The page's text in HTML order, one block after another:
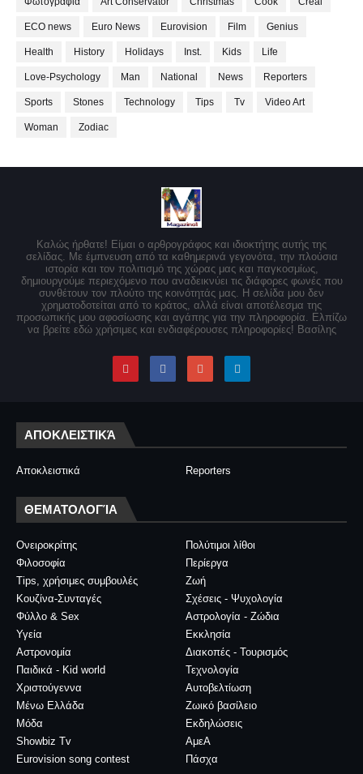
ECO news Euro News Eurovision Film Genius
Health History Holidays Inst. Kids Life
Love-Psychology Man National News Reporters
Sports Stones Technology Tips Tv Video Art
Woman Zodiac
Καλώς ήρθατε! Είμαι ο αρθρογράφος και ιδιοκτήτης αυτής της
σελίδας. Με έμπνευση από τα καθημερινά γεγονότα, την πλούσια
ιστορία και τον πολιτισμό της χώρας μας και παγκοσμίως,
δημιουργούμε περιεχόμενο που αναδεικνύει τις διάφορες φωνές που
συνθέτουν τον πλούτο της κοινότητάς μας. Η σελίδα μου δεν
χρηματοδοτείται από το κράτος, αλλά είναι αποτέλεσμα της
προσωπικής μου αφοσίωσης και αγάπης για την πληροφορία. Ελπίζω
να βρείτε εδώ χρήσιμες και ενδιαφέρουσες πληροφορίες! Βασίλης
ΑΠΟΚΛΕΙΣΤΙΚΆ
Αποκλειστικά Reporters
ΘΕΜΑΤΟΛΟΓΊΑ
Ονειροκρίτης
Πολύτιμοι λίθοι
Φιλοσοφία
Περίεργα
Tips, χρήσιμες συμβουλές
Ζωή
Κουζίνα-Συνταγές
Σχέσεις - Ψυχολογία
Φύλλο & Sex
Αστρολογία - Ζώδια
Υγεία
Εκκλησία
Αστρονομία
Διακοπές - Τουρισμός
Παιδικά - Kid world
Τεχνολογία
Χριστούγεννα
Αυτοβελτίωση
Μένω Ελλάδα
Ζωικό βασίλειο
Μόδα
Εκδηλώσεις
Showbiz Tv
ΑμεΑ
Eurovision song contest
Πάσχα